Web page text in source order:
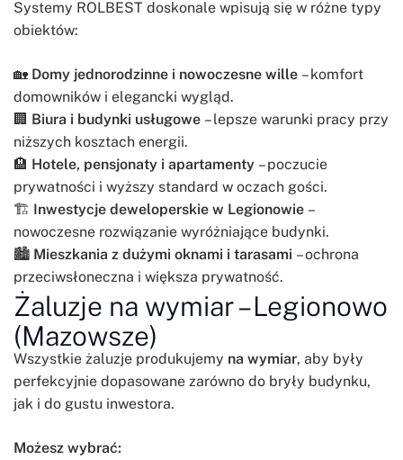
Systemy ROLBEST doskonale wpisują się w różne typy
obiektów:
🏡 Domy jednorodzinne i nowoczesne wille – komfort
domowników i elegancki wygląd.
🏢 Biura i budynki usługowe – lepsze warunki pracy przy
niższych kosztach energii.
🏨 Hotele, pensjonaty i apartamenty – poczucie
prywatności i wyższy standard w oczach gości.
🏗️ Inwestycje deweloperskie w Legionowie –
nowoczesne rozwiązanie wyróżniające budynki.
🏙️ Mieszkania z dużymi oknami i tarasami – ochrona
przeciwsłoneczna i większa prywatność.
Żaluzje na wymiar – Legionowo
(Mazowsze)
Wszystkie żaluzje produkujemy na wymiar, aby były
perfekcyjnie dopasowane zarówno do bryły budynku,
jak i do gustu inwestora.
Możesz wybrać: